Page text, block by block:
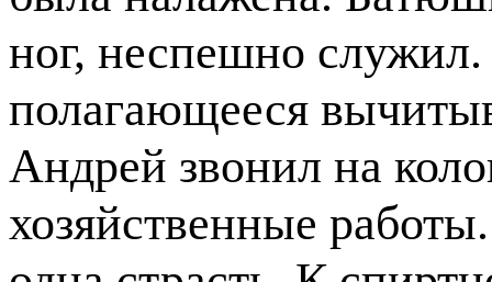
ног, неспешно
полагающееся
Андрей звонил на
хозяйственные